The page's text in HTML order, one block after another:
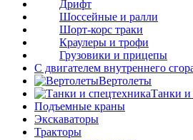
Дрифт
Шоссейные и ралли
Шорт-корс траки
Краулеры и трофи
Грузовики и прицепы
С двигателем внутреннего
Вертолеты
Танки и
Подъемные краны
Экскаваторы
Тракторы